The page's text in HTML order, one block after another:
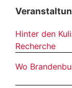
Hinter den
Recherche
Wo